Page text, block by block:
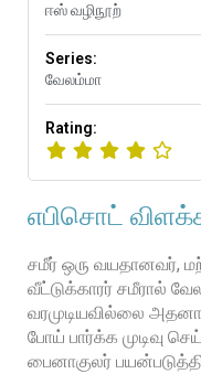
ஈஸ் வழிநூற்
Series:
வேலம்மா
Rating:
எபிசொட்
சமீர் ஒரு வயதானவர்,
வீட்டுக்காரர் சமீரால்
வரமுடியவில்லை
போய் பார்க்க முடிவு
பைனாகுலர்